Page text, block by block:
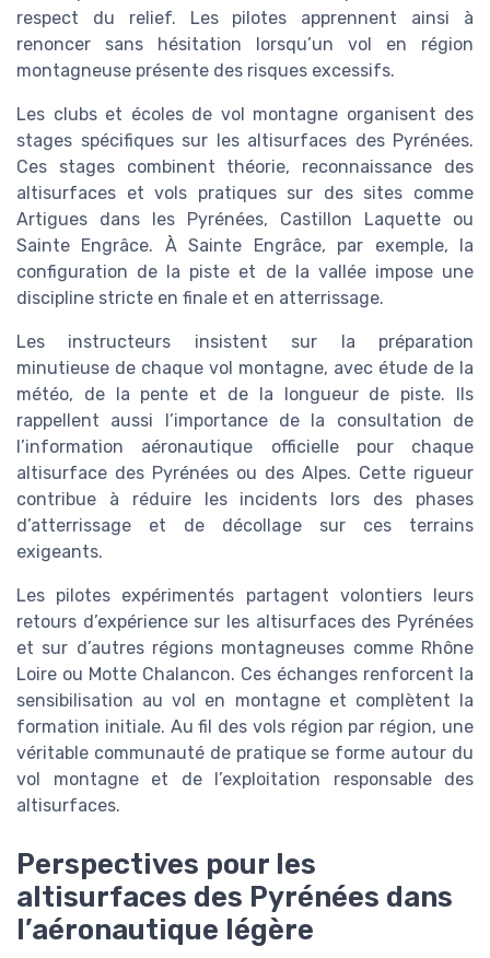
respect du relief. Les pilotes apprennent ainsi à
renoncer sans hésitation lorsqu’un vol en région
montagneuse présente des risques excessifs.
Les clubs et écoles de vol montagne organisent des
stages spécifiques sur les altisurfaces des Pyrénées.
Ces stages combinent théorie, reconnaissance des
altisurfaces et vols pratiques sur des sites comme
Artigues dans les Pyrénées, Castillon Laquette ou
Sainte Engrâce. À Sainte Engrâce, par exemple, la
configuration de la piste et de la vallée impose une
discipline stricte en finale et en atterrissage.
Les instructeurs insistent sur la préparation
minutieuse de chaque vol montagne, avec étude de la
météo, de la pente et de la longueur de piste. Ils
rappellent aussi l’importance de la consultation de
l’information aéronautique officielle pour chaque
altisurface des Pyrénées ou des Alpes. Cette rigueur
contribue à réduire les incidents lors des phases
d’atterrissage et de décollage sur ces terrains
exigeants.
Les pilotes expérimentés partagent volontiers leurs
retours d’expérience sur les altisurfaces des Pyrénées
et sur d’autres régions montagneuses comme Rhône
Loire ou Motte Chalancon. Ces échanges renforcent la
sensibilisation au vol en montagne et complètent la
formation initiale. Au fil des vols région par région, une
véritable communauté de pratique se forme autour du
vol montagne et de l’exploitation responsable des
altisurfaces.
Perspectives pour les
altisurfaces des Pyrénées dans
l’aéronautique légère